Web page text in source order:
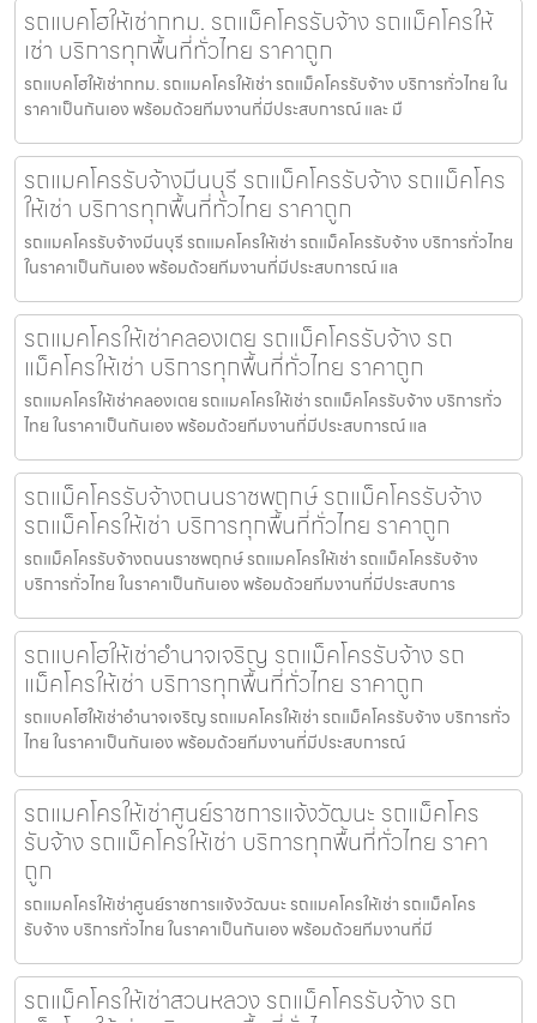
รถแบคโฮให้เช่ากทม. รถแม็คโครรับจ้าง รถแม็คโครให้
เช่า บริการทุกพื้นที่ทั่วไทย ราคาถูก
รถแบคโฮให้เช่ากทม. รถแมคโครให้เช่า รถแม็คโครรับจ้าง บริการทั่วไทย ใน
ราคาเป็นกันเอง พร้อมด้วยทีมงานที่มีประสบการณ์ และ มื
รถแมคโครรับจ้างมีนบุรี รถแม็คโครรับจ้าง รถแม็คโคร
ให้เช่า บริการทุกพื้นที่ทั่วไทย ราคาถูก
รถแมคโครรับจ้างมีนบุรี รถแมคโครให้เช่า รถแม็คโครรับจ้าง บริการทั่วไทย
ในราคาเป็นกันเอง พร้อมด้วยทีมงานที่มีประสบการณ์ แล
รถแมคโครให้เช่าคลองเตย รถแม็คโครรับจ้าง รถ
แม็คโครให้เช่า บริการทุกพื้นที่ทั่วไทย ราคาถูก
รถแมคโครให้เช่าคลองเตย รถแมคโครให้เช่า รถแม็คโครรับจ้าง บริการทั่ว
ไทย ในราคาเป็นกันเอง พร้อมด้วยทีมงานที่มีประสบการณ์ แล
รถแม็คโครรับจ้างถนนราชพฤกษ์ รถแม็คโครรับจ้าง
รถแม็คโครให้เช่า บริการทุกพื้นที่ทั่วไทย ราคาถูก
รถแม็คโครรับจ้างถนนราชพฤกษ์ รถแมคโครให้เช่า รถแม็คโครรับจ้าง
บริการทั่วไทย ในราคาเป็นกันเอง พร้อมด้วยทีมงานที่มีประสบการ
รถแบคโฮให้เช่าอำนาจเจริญ รถแม็คโครรับจ้าง รถ
แม็คโครให้เช่า บริการทุกพื้นที่ทั่วไทย ราคาถูก
รถแบคโฮให้เช่าอำนาจเจริญ รถแมคโครให้เช่า รถแม็คโครรับจ้าง บริการทั่ว
ไทย ในราคาเป็นกันเอง พร้อมด้วยทีมงานที่มีประสบการณ์
รถแมคโครให้เช่าศูนย์ราชการแจ้งวัฒนะ รถแม็คโคร
รับจ้าง รถแม็คโครให้เช่า บริการทุกพื้นที่ทั่วไทย ราคา
ถูก
รถแมคโครให้เช่าศูนย์ราชการแจ้งวัฒนะ รถแมคโครให้เช่า รถแม็คโคร
รับจ้าง บริการทั่วไทย ในราคาเป็นกันเอง พร้อมด้วยทีมงานที่มี
รถแม็คโครให้เช่าสวนหลวง รถแม็คโครรับจ้าง รถ